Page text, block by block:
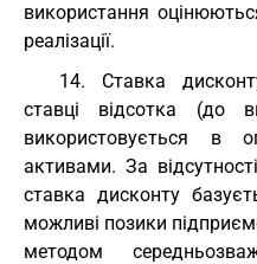
використання
реалізації.
14. Ставка
ставці відсотка (до
використовується в
активами. За
ставка дисконту
можливі позики
методом